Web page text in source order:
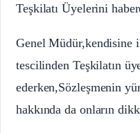
Teşkilatı Üyelerini
Genel Müdür,kendisine
tescilinden Teşkilatın
ederken,Sözleşmenin
hakkında da onların